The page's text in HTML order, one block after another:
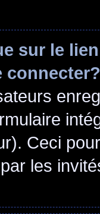
sur le
connecter?
Ceci
les